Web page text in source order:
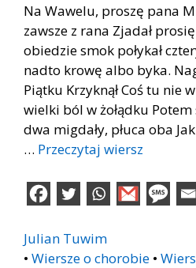
Na Wawelu, proszę pana
zawsze z rana Zjadał
obiedzie smok połykał
nadto krowę albo byka.
Piątku Krzyknął Coś tu nie
wielki ból w żołądku
dwa migdały, płuca oba
… Przeczytaj wiersz
Julian Tuwim
• Wiersze o chorobie •